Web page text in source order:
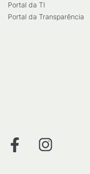
Portal da TI
Portal da Transparência